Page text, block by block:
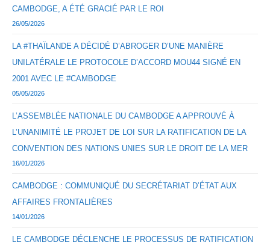
CAMBODGE, A ÉTÉ GRACIÉ PAR LE ROI
26/05/2026
LA #THAÏLANDE A DÉCIDÉ D’ABROGER D’UNE MANIÈRE
UNILATÉRALE LE PROTOCOLE D’ACCORD MOU44 SIGNÉ EN
2001 AVEC LE #CAMBODGE
05/05/2026
L’ASSEMBLÉE NATIONALE DU CAMBODGE A APPROUVÉ À
L’UNANIMITÉ LE PROJET DE LOI SUR LA RATIFICATION DE LA
CONVENTION DES NATIONS UNIES SUR LE DROIT DE LA MER
16/01/2026
CAMBODGE : COMMUNIQUÉ DU SECRÉTARIAT D’ÉTAT AUX
AFFAIRES FRONTALIÈRES
14/01/2026
LE CAMBODGE DÉCLENCHE LE PROCESSUS DE RATIFICATION